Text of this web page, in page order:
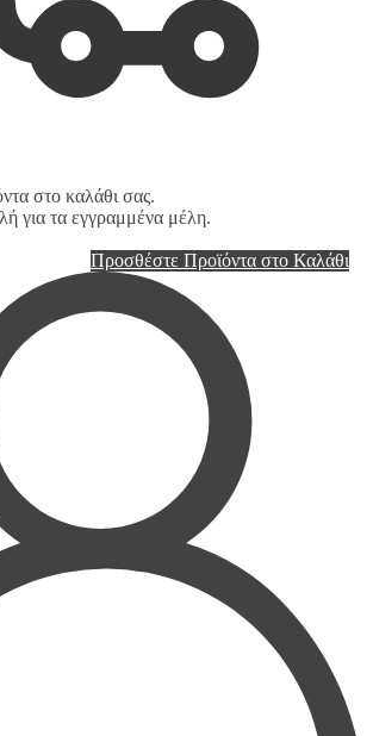
στο καλάθι σας.
για τα εγγραμμένα μέλη.
Προσθέστε Προϊόντα στο Καλάθι